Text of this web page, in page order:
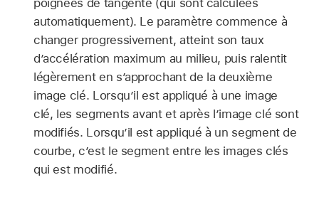
poignées de tangente (qui sont calculées
automatiquement). Le paramètre commence à
changer progressivement, atteint son taux
d’accélération maximum au milieu, puis ralentit
légèrement en s’approchant de la deuxième
image clé. Lorsqu’il est appliqué à une image
clé, les segments avant et après l’image clé sont
modifiés. Lorsqu’il est appliqué à un segment de
courbe, c’est le segment entre les images clés
qui est modifié.